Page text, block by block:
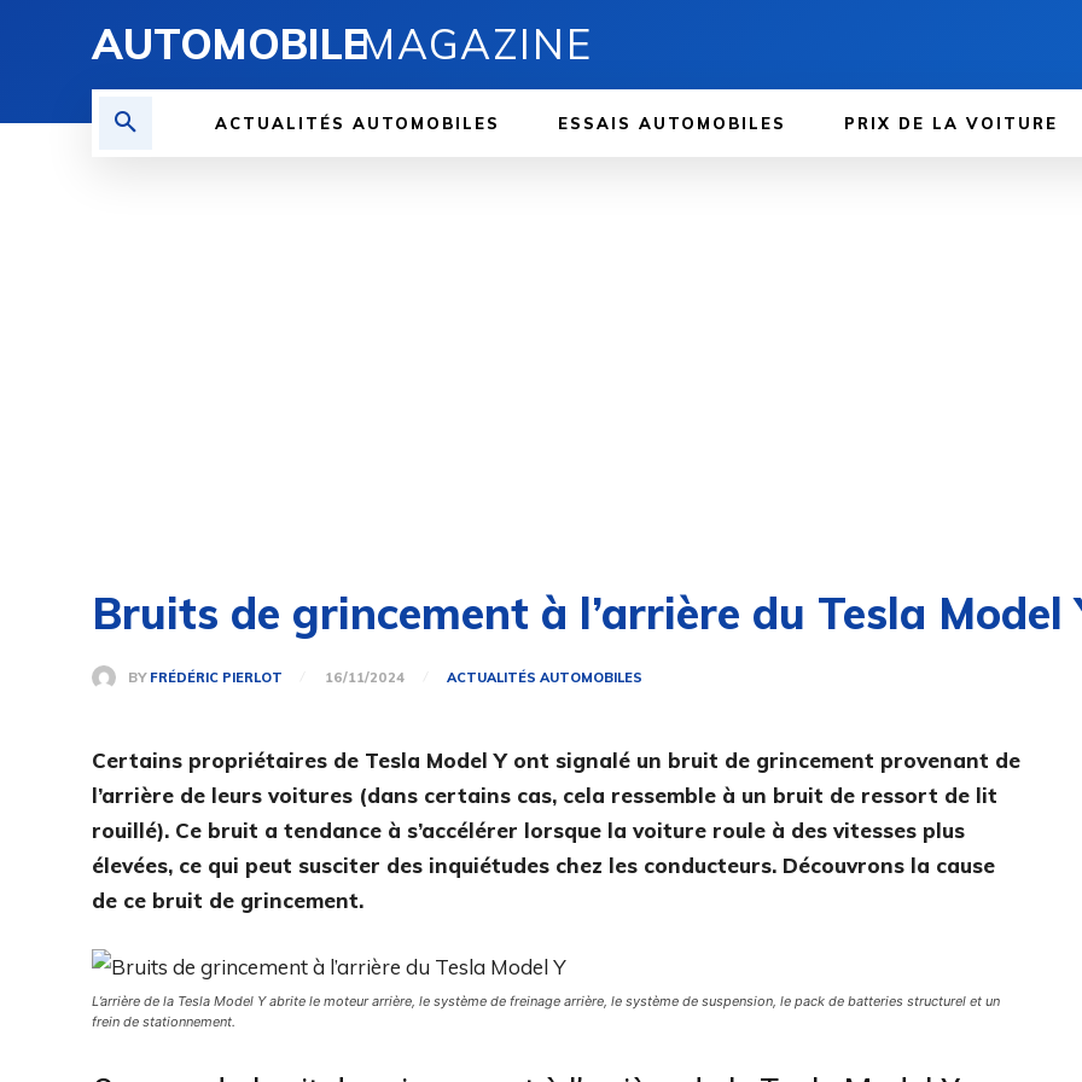
AUTOMOBILEMAGAZINE
ACTUALITÉS AUTOMOBILES ESSAIS AUTOMOBILES PRIX ​​DE LA VOITURE
Bruits de grincement à l’arrière du Tesla Model
BY FRÉDÉRIC PIERLOT 16/11/2024 ACTUALITÉS AUTOMOBILES
Certains propriétaires de Tesla Model Y ont signalé un bruit de grincement provenant de
l’arrière de leurs voitures (dans certains cas, cela ressemble à un bruit de ressort de lit
rouillé). Ce bruit a tendance à s’accélérer lorsque la voiture roule à des vitesses plus
élevées, ce qui peut susciter des inquiétudes chez les conducteurs. Découvrons la cause
de ce bruit de grincement.
L’arrière de la Tesla Model Y abrite le moteur arrière, le système de freinage arrière, le système de suspension, le pack de batteries structurel et un
frein de stationnement.